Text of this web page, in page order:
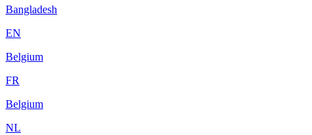
Bangladesh
EN
Belgium
FR
Belgium
NL